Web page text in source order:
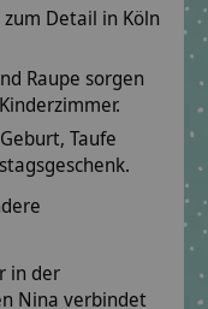
Detail in Köln
Raupe sorgen
Taufe
in der
Nina verbindet